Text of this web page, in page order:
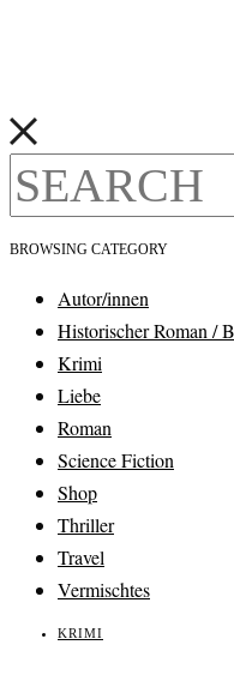
BROWSING CATEGORY
Autor/innen
Historischer Roman /
Krimi
Liebe
Roman
Science Fiction
Shop
Thriller
Travel
Vermischtes
KRIMI